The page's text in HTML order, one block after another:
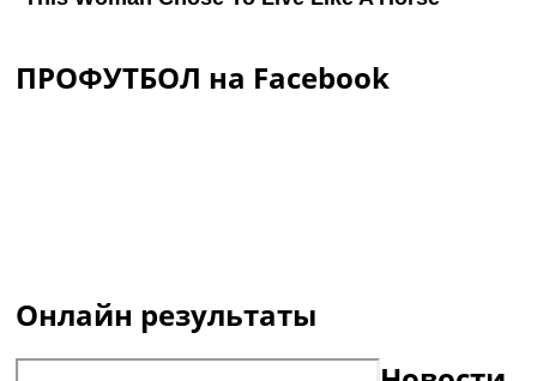
ПРОФУТБОЛ на Facebook
Онлайн результаты